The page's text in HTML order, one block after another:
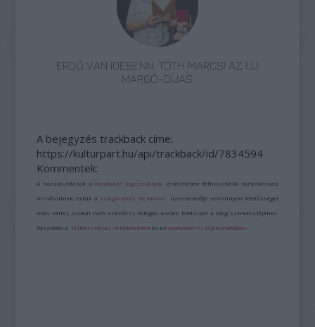
ERDŐ VAN IDEBENN: TÓTH MARCSI AZ ÚJ
MARGÓ-DÍJAS
A bejegyzés trackback címe:
https://kulturpart.hu/api/trackback/id/7834594
Kommentek:
A hozzászólások avonatkozó jogszabályok értelmében felhasználói tartalomnak
minősülnek, értük a szolgáltatás technikai üzemeltetője semmilyen felelősséget
nem vállal, azokat nem ellenőrzi. Kifogás esetén forduljon a blog szerkesztőjéhez.
Részletek a Felhasználási feltételekben és azadatvédelmi tájékoztatóban